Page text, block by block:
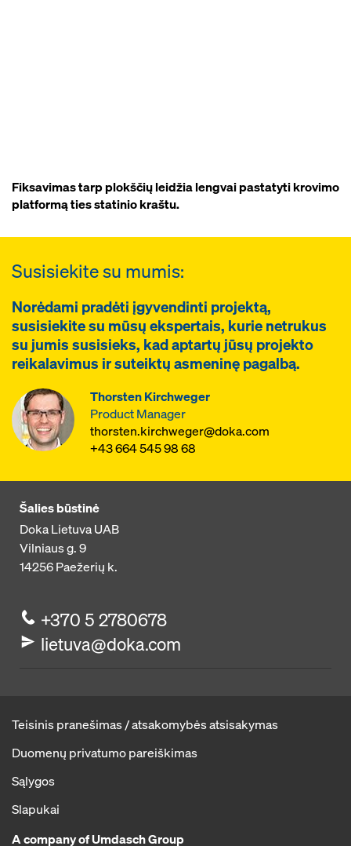
Fiksavimas tarp plokščių leidžia lengvai pastatyti krovimo
platformą ties statinio kraštu.
Susisiekite su mumis:
Norėdami pradėti įgyvendinti projektą,
susisiekite su mūsų ekspertais, kurie netrukus
su jumis susisieks, kad aptartų jūsų projekto
reikalavimus ir suteiktų asmeninę pagalbą.
Thorsten Kirchweger
Product Manager
thorsten.kirchweger@doka.com
+43 664 545 98 68
Šalies būstinė
Doka Lietuva UAB
Vilniaus g. 9
14256Paežerių k.
+370 5 2780678
lietuva@doka.com
Teisinis pranešimas / atsakomybės atsisakymas
Duomenų privatumo pareiškimas
Sąlygos
Slapukai
A company of Umdasch Group